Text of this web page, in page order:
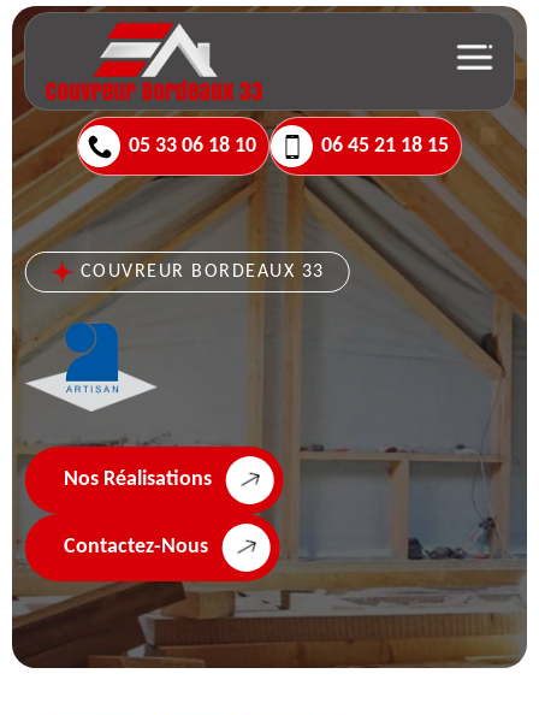
05 33 06 18 10 06 45 21 18 15
COUVREUR BORDEAUX 33
Nos Réalisations
Contactez-Nous